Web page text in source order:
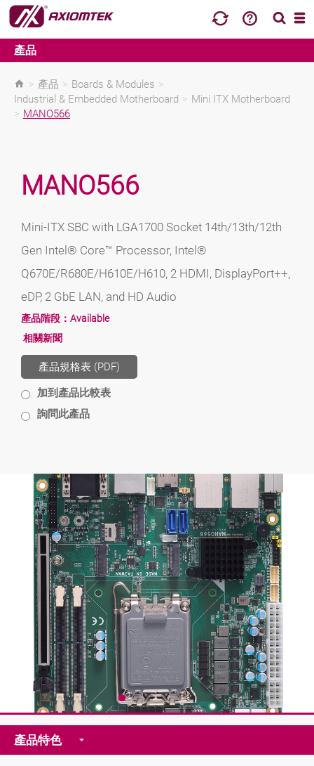
產品
> 產品 > Boards & Modules >
Industrial & Embedded Motherboard > Mini ITX Motherboard
> MANO566
MANO566
Mini-ITX SBC with LGA1700 Socket 14th/13th/12th
Gen Intel® Core™ Processor, Intel®
Q670E/R680E/H610E/H610, 2 HDMI, DisplayPort++,
eDP, 2 GbE LAN, and HD Audio
產品階段： Available
相關新聞
產品規格表 (PDF)
加到產品比較表
詢問此產品
產品特色